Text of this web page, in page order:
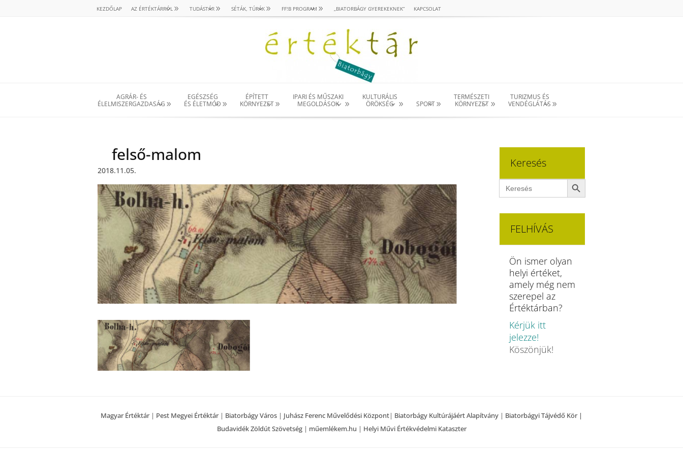
KEZDŐLAP AZ ÉRTÉKTÁRRÓL TUDÁSTÁR SÉTÁK, TÚRÁK FF!B PROGRAM „BIATORBÁGY GYEREKEKNEK” KAPCSOLAT
AGRÁR- ÉS
ÉLELMISZERGAZDASÁG
EGÉSZSÉG
ÉS ÉLETMÓD
ÉPÍTETT
KÖRNYEZET
IPARI ÉS MŰSZAKI
MEGOLDÁSOK
KULTURÁLIS
ÖRÖKSÉG
SPORT
TERMÉSZETI
KÖRNYEZET
TURIZMUS ÉS
VENDÉGLÁTÁS
felső-malom
2018.11.05.
Keresés
Search
for:
Search Button
FELHÍVÁS
Ön ismer olyan
helyi értéket,
amely még nem
szerepel az
Értéktárban?
Kérjük itt
jelezze!
Köszönjük!
Magyar Értéktár| Pest Megyei Értéktár| Biatorbágy Város | Juhász Ferenc Művelődési Központ| Biatorbágy Kultúrájáért Alapítvány | Biatorbágyi Tájvédő Kör |
Budavidék Zöldút Szövetség | műemlékem.hu | Helyi Művi Értékvédelmi Kataszter